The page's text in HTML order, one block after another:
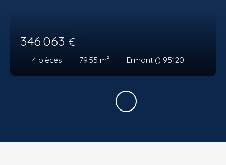
346 063 €
4 pièces 79.55 m² Ermont () 95120